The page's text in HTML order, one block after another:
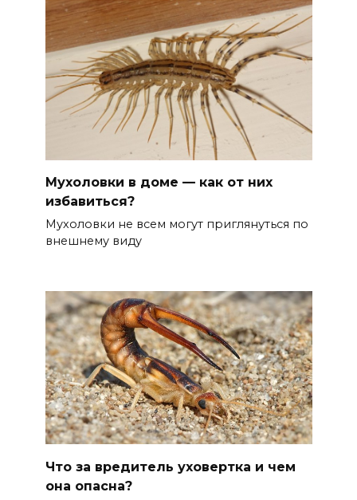
Мухоловки в доме — как от них
избавиться?
Мухоловки не всем могут приглянуться по
внешнему виду
Что за вредитель уховертка и чем
она опасна?